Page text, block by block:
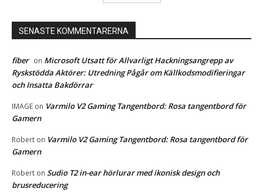
SENASTE KOMMENTARERNA
fiber on Microsoft Utsatt för Allvarligt Hackningsangrepp av
Ryskstödda Aktörer: Utredning Pågår om Källkodsmodifieringar
och Insatta Bakdörrar
IMAGE on Varmilo V2 Gaming Tangentbord: Rosa tangentbord för
Gamern
Robert on Varmilo V2 Gaming Tangentbord: Rosa tangentbord för
Gamern
Robert on Sudio T2 in-ear hörlurar med ikonisk design och
brusreducering